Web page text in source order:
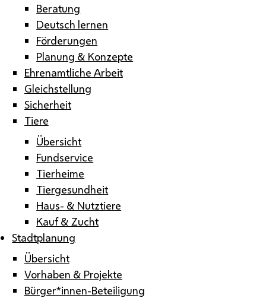
Beratung
Deutsch lernen
Förderungen
Planung & Konzepte
Ehrenamtliche Arbeit
Gleichstellung
Sicherheit
Tiere
Übersicht
Fundservice
Tierheime
Tiergesundheit
Haus- & Nutztiere
Kauf & Zucht
Stadtplanung
Übersicht
Vorhaben & Projekte
Bürger*innen-Beteiligung